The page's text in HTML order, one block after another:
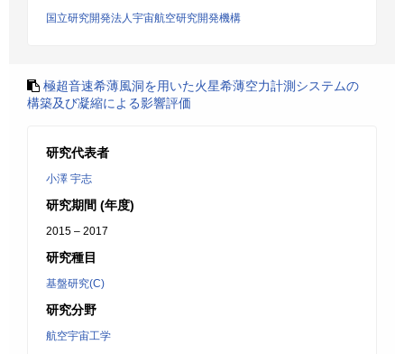
国立研究開発法人宇宙航空研究開発機構
極超音速希薄風洞を用いた火星希薄空力計測システムの
構築及び凝縮による影響評価
研究代表者
小澤 宇志
研究期間 (年度)
2015 – 2017
研究種目
基盤研究(C)
研究分野
航空宇宙工学